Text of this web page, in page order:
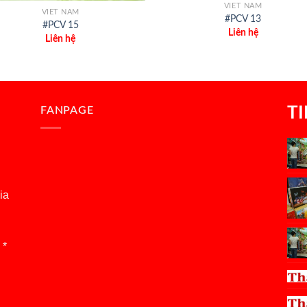
VIET NAM
#PCV 15
Liên hệ
VIET NAM
#PCV 13
Liên hệ
*
FANPAGE